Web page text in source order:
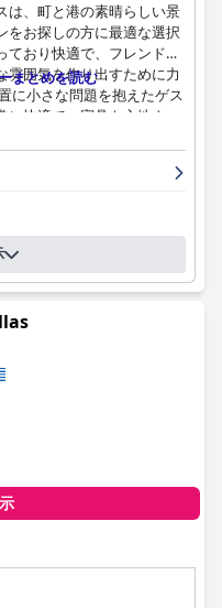
は、町と港の素晴らしい景
をお探しの方に最適な選択
ており快適で、フレンドリ
雰囲気を作り出すために力
に小さな問題を抱えたゲス
快適で、寝具も心地よい
ウスは、ギリシャの中心
見合う優れた価値を提供し
まとめを読む